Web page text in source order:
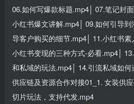
06.如何写爆款标题.mp4│ 07.笔记封
小红书爆文讲解.mp4│ 09.如何引导到
导客户购买的细节.mp4│ 11.小红书
小红书变现的三种方式-必看.mp4│
和私域的玩法.mp4│ 14.引流私域如
供应链及资源合作对接01_1. 女装供
切片玩法，支持代发.mp4